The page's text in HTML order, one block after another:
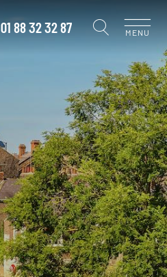
01 88 32 32 87 MENU